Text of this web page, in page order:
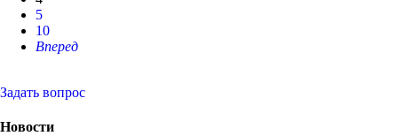
5
10
Вперед
Задать вопрос
Новости